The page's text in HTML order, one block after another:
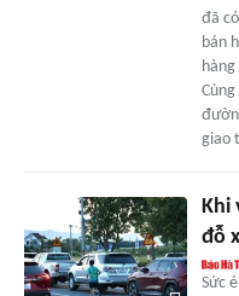
đã
bán
giao
đỗ
Sức